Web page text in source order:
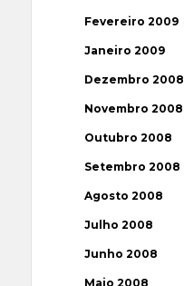
Fevereiro 2009
Janeiro 2009
Dezembro 2008
Novembro 2008
Outubro 2008
Setembro 2008
Agosto 2008
Julho 2008
Junho 2008
Maio 2008